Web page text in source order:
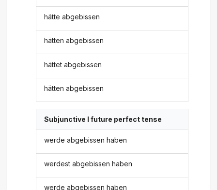
hätte abgebissen
hätten abgebissen
hättet abgebissen
hätten abgebissen
Subjunctive I future perfect tense
werde abgebissen haben
werdest abgebissen haben
werde abgebissen haben